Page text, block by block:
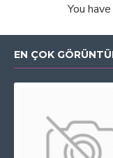
You
EN ÇOK